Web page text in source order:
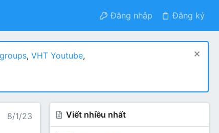
Đăng nhập Đăng ký
, VHT Youtube,
8/1/23 Viết nhiều nhất